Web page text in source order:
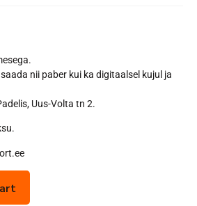
nii paber kui ka digitaalsel kujul ja
Uus-Volta tn 2.